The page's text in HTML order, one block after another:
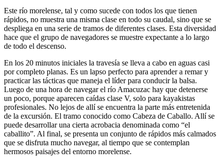
Este río morelense, tal y como sucede con todos los que tienen
rápidos, no muestra una misma clase en todo su caudal, sino que se
despliega en una serie de tramos de diferentes clases. Esta diversidad
hace que el grupo de navegadores se muestre expectante a lo largo
de todo el descenso.
En los 20 minutos iniciales la travesía se lleva a cabo en aguas casi
por completo planas. Es un lapso perfecto para aprender a remar y
practicar las tácticas que maneja el líder para conducir la balsa.
Luego de una hora de navegar el río Amacuzac hay que detenerse
un poco, porque aparecen caídas clase V, solo para kayakistas
profesionales. No lejos de allí se encuentra la parte más entretenida
de la excursión. El tramo conocido como Cabeza de Caballo. Allí se
puede desarrollar una cierta acrobacia denominada como “el
caballito”. Al final, se presenta un conjunto de rápidos más calmados
que se disfruta mucho navegar, al tiempo que se contemplan
hermosos paisajes del entorno morelense.